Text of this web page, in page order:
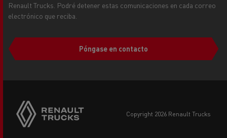
Renault Trucks. Podré detener estas comunicaciones en cada correo
electrónico que reciba.
Póngase en contacto
copyright 2026 Renault Trucks